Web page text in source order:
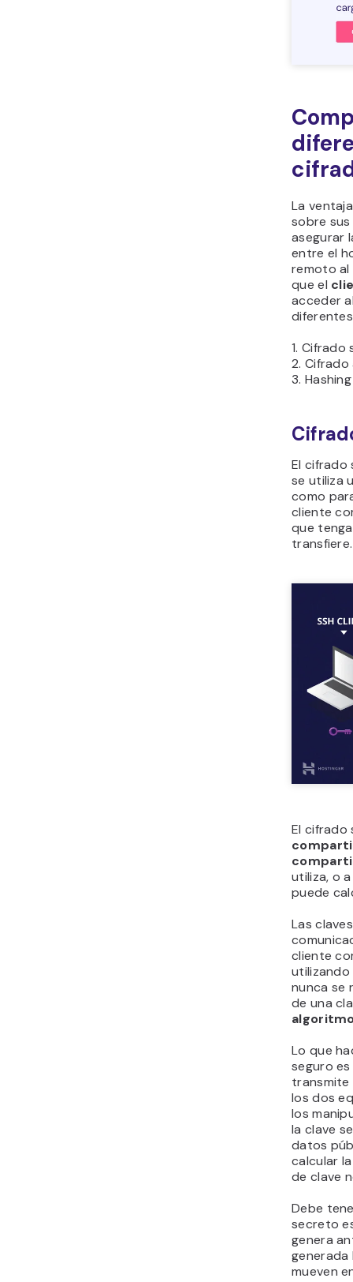
La
sobre
asegurar
entre el
remoto
que el
acceder
1. Cifrado
2.
3. Hashing
El cifrado
se utiliza
como
cliente
que
transfiere.
El cifrado
utiliza, o
puede
Las
cliente
nunca se
de una
Lo que
seguro
transmite
los dos
los
la clave
datos
calcular
de clave
Debe
secreto
genera
generada
mueven